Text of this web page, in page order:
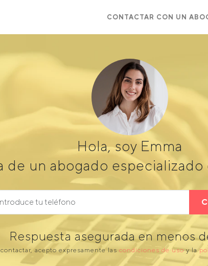
CONTACTAR CON UN
Hola, soy Emma
de un abogado
Respuesta asegurada en menos
acepto expresamente las condiciones de usoy la